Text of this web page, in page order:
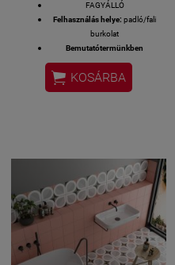
FAGYÁLLÓ
Felhasználás helye: padló/fali
burkolat
Bemutatótermünkben
megtekinthető!
Felülete:MATT
Méret: 20x20 cm
 KOSÁRBA